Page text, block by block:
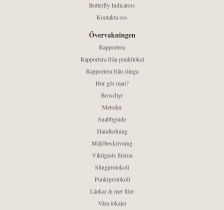
Butterfly Indicators
Kontakta oss
Övervakningen
Rapportera
Rapportera från punktlokal
Rapportera från slinga
Hur gör man?
Broschyr
Metoder
Snabbguide
Handledning
Miljöbeskrivning
Viktigaste filerna
Slingprotokoll
Punktprotokoll
Länkar & mer filer
Våra lokaler